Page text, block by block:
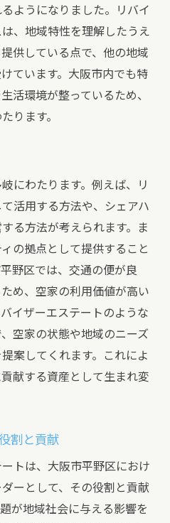
進
くりへの貢献
取で安心の取引を実現す
選び方
事項
保する方法
ニケーションの重要性
の充実
株式会社リバイザーエス
じたサービス提供
活動
価格
力
用する際の大阪市平野区
すべき事項
る要因
ようになりました。リバイ
、地域特性を理解したうえ
供している点で、他の地域
ています。大阪市内でも特
活環境が整っているため、
ります。
にわたります。例えば、リ
活用する方法や、シェアハ
る方法が考えられます。ま
の拠点として提供すること
野区では、交通の便が良
め、空家の利用価値が高い
イザーエステートのような
空家の状態や地域のニーズ
案してくれます。これによ
献する資産として生まれ変
割と貢献
トは、大阪市平野区におけ
ーとして、その役割と貢献
が地域社会に与える影響を